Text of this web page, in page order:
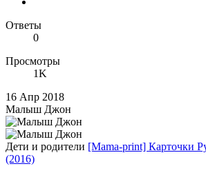
Ответы
0
Просмотры
1K
16 Апр 2018
Малыш Джон
Дети и родители [Mama-print] Карточки
(2016)